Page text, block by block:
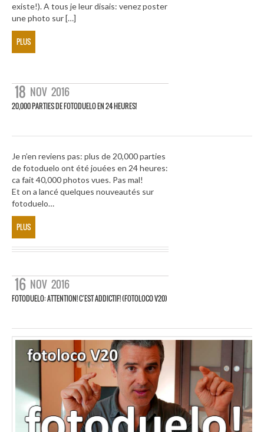
existe!). A tous je leur disais: venez poster
une photo sur […]
PLUS
18 NOV 2016
20,000 PARTIES DE FOTODUELO EN 24 HEURES!
Je n’en reviens pas: plus de 20,000 parties
de fotoduelo ont été jouées en 24 heures:
ca fait 40,000 photos vues. Pas mal!
Et on a lancé quelques nouveautés sur
fotoduelo…
PLUS
16 NOV 2016
FOTODUELO: ATTENTION! C’EST ADDICTIF! (FOTOLOCO V20)